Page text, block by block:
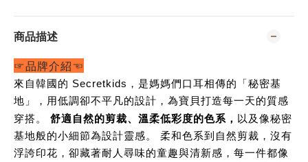
商品描述
☞品牌介紹☜
來自韓國的 Secretkids，是媽媽們口耳相傳的「秘密基
地」，用低調卻不平凡的設計，為寶貝打造每一天的質感
穿搭。 舒適自然的剪裁、溫柔低彩度的色系， 以及像秘密
基地般的小細節為設計靈感。 柔和色系到自然剪裁，沒有
浮誇印花，卻藏著耐人尋味的童趣與清新感，每一件都像